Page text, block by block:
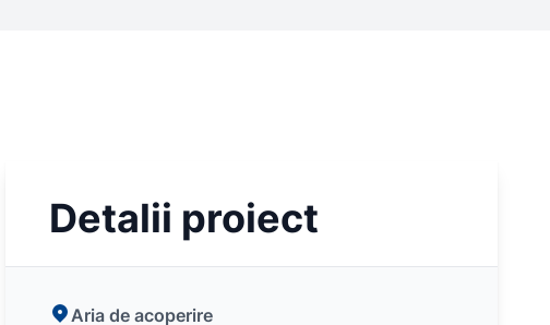
Detalii proiect
Aria de acoperire